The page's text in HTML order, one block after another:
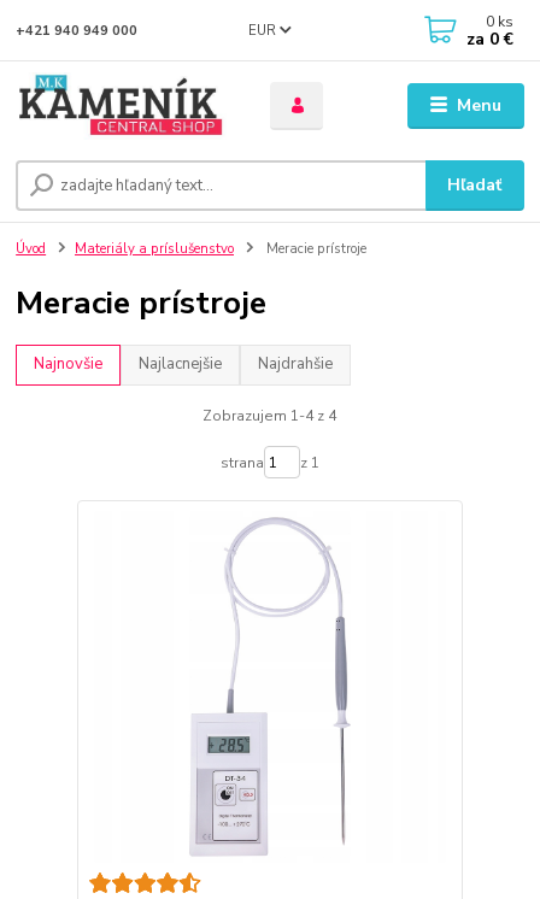
Menu
EUR
Hľadať
+421 940 949 000 0 ks
za 0 €
Úvod Materiály a príslušenstvo Meracie prístroje
Meracie prístroje
Najnovšie Najlacnejšie Najdrahšie
Zobrazujem 1-4 z 4
strana z 1